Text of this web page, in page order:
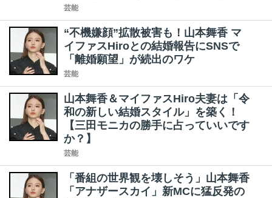
芸能
“不機嫌顔”拡散被害も！山本舞香 マ
イファスHiroとの結婚報告にSNSで
「離婚願望」が続出のワケ
芸能
山本舞香＆マイファスHiro夫妻は「令
和の新しい結婚スタイル」を築く！
【三田モニカの勝手に占っていいです
か？】
芸能
「番組の世界観を壊しそう」山本舞香
「アナザースカイ」新MCに猛反発の